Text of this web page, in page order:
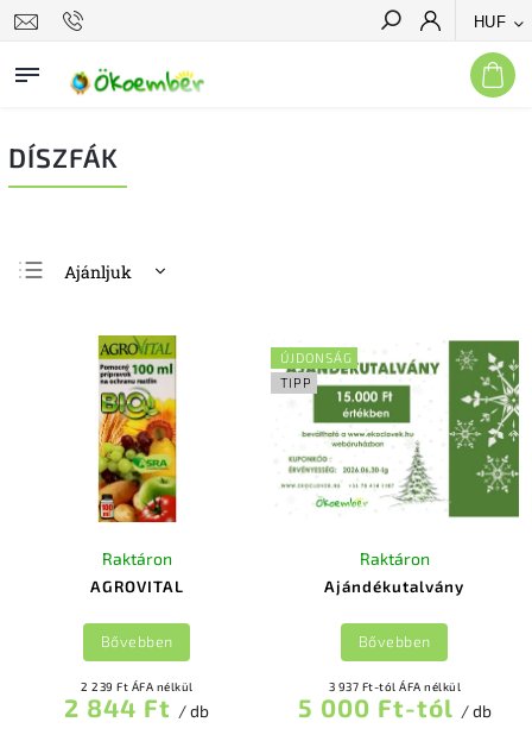
HUF
Keresés
DÍSZFÁK
Ajánljuk
Legdrágább
Legnépszerűbb
termékek
ABC szerint
AGROVITAL
Raktáron
2 239 Ft ÁFA nélkül
2 844 Ft / db
Bővebben
ÚJDONSÁG
TIPP
Ajándékutalvány
Raktáron
3 937 Ft-tól ÁFA nélkül
5 000 Ft-tól / db
Bővebben